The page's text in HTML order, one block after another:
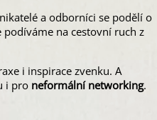
a odborníci se podělí o
na cestovní ruch z
i inspirace zvenku. A
i pro neformální networking.